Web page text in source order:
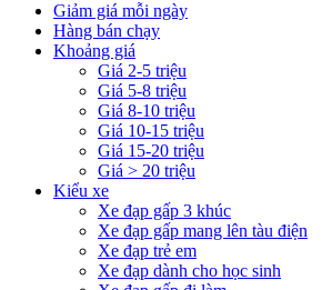
Giảm giá mỗi ngày
Hàng bán chạy
Khoảng giá
Giá 2-5 triệu
Giá 5-8 triệu
Giá 8-10 triệu
Giá 10-15 triệu
Giá 15-20 triệu
Giá > 20 triệu
Kiểu xe
Xe đạp gấp 3 khúc
Xe đạp gấp mang lên tàu điện
Xe đạp trẻ em
Xe đạp dành cho học sinh